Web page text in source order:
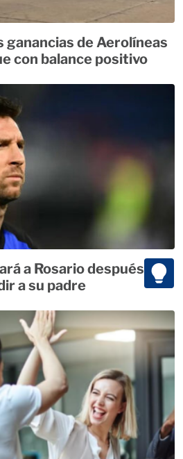
ganancias de Aerolíneas
con balance positivo
a Rosario después de
a su padre